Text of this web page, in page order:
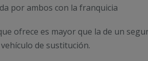
por ambos con la franquicia
ofrece es mayor que la de un
de sustitución.